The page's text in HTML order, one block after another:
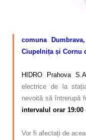
comuna
Ciupelnița și Cornu
HIDRO Prahova
electrice de la
nevoită să întrerupă
intervalul orar
Vor fi afectați de